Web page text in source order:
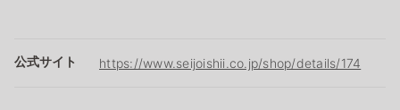
公式サイト https://www.seijoishii.co.jp/shop/details/174